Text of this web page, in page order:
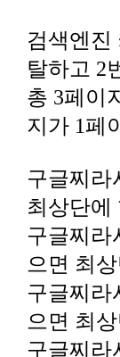
검색엔진
탈하고 2
총 3페이
지가 1페
구글찌라
최상단에
구글찌라
으면 최
구글찌라
으면 최
구글찌라